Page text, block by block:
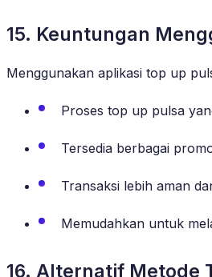
15. Keuntungan
Menggunakan aplikasi top up
Proses top up pulsa
Tersedia berbagai
Transaksi lebih aman
Memudahkan untuk
16. Alternatif Metode